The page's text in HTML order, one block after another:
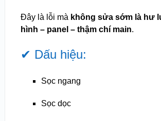
Đây là lỗi mà không sửa sớm là hư
hình – panel – thậm chí main.
✔ Dấu hiệu:
Sọc ngang
Sọc dọc